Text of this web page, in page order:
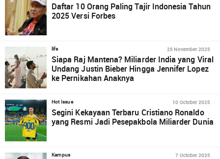
Daftar 10 Orang Paling Tajir Indonesia Tahun
2025 Versi Forbes
life 25 November 2025
Siapa Raj Mantena? Miliarder India yang Viral
Undang Justin Bieber Hingga Jennifer Lopez
ke Pernikahan Anaknya
Hot Issue 10 October 2025
Segini Kekayaan Terbaru Cristiano Ronaldo
yang Resmi Jadi Pesepakbola Miliarder Dunia
Kampus 7 October 2025